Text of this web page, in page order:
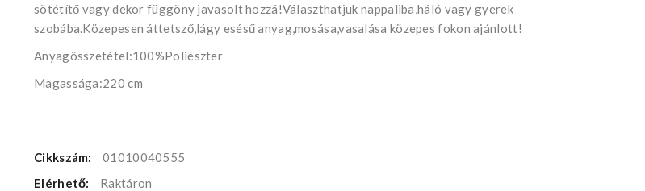
sötétítő vagy dekor függöny javasolt hozzá!Választhatjuk nappaliba,háló vagy gyerek
szobába.Közepesen áttetsző,lágy esésű anyag,mosása,vasalása közepes fokon ajánlott!
Anyagösszetétel:100%Poliészter
Magassága:220 cm
Cikkszám:
01010040555
Elérhető:
Raktáron